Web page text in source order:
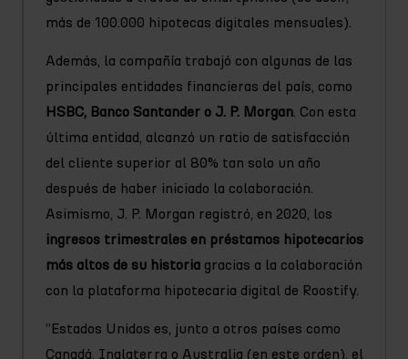
más de 100.000 hipotecas digitales mensuales).
Además, la compañía trabajó con algunas de las
principales entidades financieras del país, como
HSBC, Banco Santander o J. P. Morgan . Con esta
última entidad, alcanzó un ratio de satisfacción
del cliente superior al 80% tan solo un año
después de haber iniciado la colaboración.
Asimismo, J. P. Morgan registró, en 2020, los
ingresos trimestrales en préstamos hipotecarios
más altos de su historia gracias a la colaboración
con la plataforma hipotecaria digital de Roostify.
“Estados Unidos es, junto a otros países como
Canadá, Inglaterra o Australia (en este orden), el